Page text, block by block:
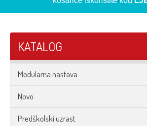
KATALOG
Modularna nastava
Novo
Predškolski uzrast